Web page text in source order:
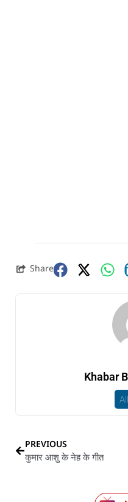
Share
Khabar
PREVIOUS
कुमार आशु के नेह के गीत